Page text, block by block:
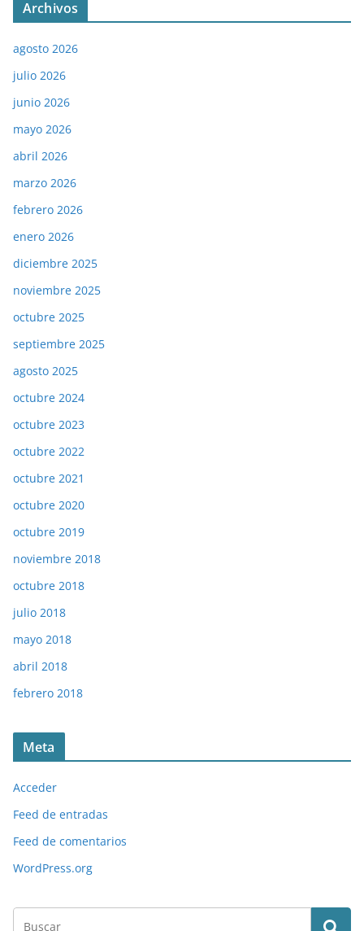
Archivos
agosto 2026
julio 2026
junio 2026
mayo 2026
abril 2026
marzo 2026
febrero 2026
enero 2026
diciembre 2025
noviembre 2025
octubre 2025
septiembre 2025
agosto 2025
octubre 2024
octubre 2023
octubre 2022
octubre 2021
octubre 2020
octubre 2019
noviembre 2018
octubre 2018
julio 2018
mayo 2018
abril 2018
febrero 2018
Meta
Acceder
Feed de entradas
Feed de comentarios
WordPress.org